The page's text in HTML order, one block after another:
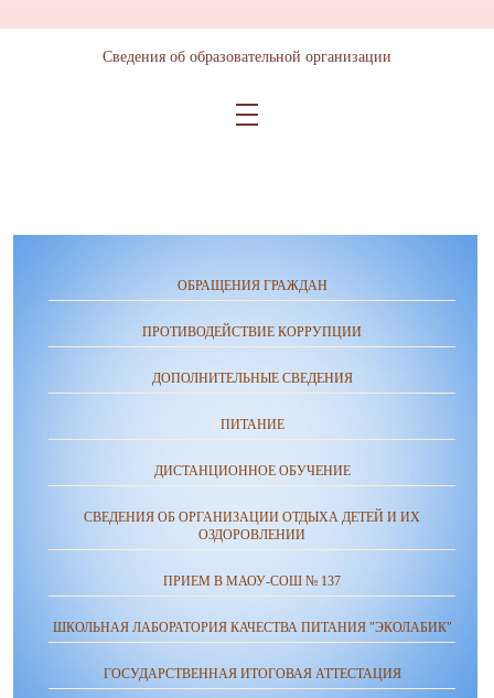
ПРИЛОЖЕНИЕ к паспорту дорожной безопасности.pdf
ОБРАЩЕНИЯ ГРАЖДАН
ПРОТИВОДЕЙСТВИЕ КОРРУПЦИИ
ДОПОЛНИТЕЛЬНЫЕ СВЕДЕНИЯ
ПИТАНИЕ
ДИСТАНЦИОННОЕ ОБУЧЕНИЕ
СВЕДЕНИЯ ОБ ОРГАНИЗАЦИИ ОТДЫХА ДЕТЕЙ И ИХ
ОЗДОРОВЛЕНИИ
ПРИЕМ В МАОУ-СОШ № 137
ШКОЛЬНАЯ ЛАБОРАТОРИЯ КАЧЕСТВА ПИТАНИЯ "ЭКОЛАБИК"
ГОСУДАРСТВЕННАЯ ИТОГОВАЯ АТТЕСТАЦИЯ
Сведения об образовательной организации